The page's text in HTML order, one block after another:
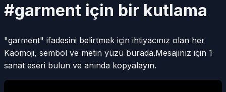
#garment için bir kutlama
"garment" ifadesini belirtmek için ihtiyacınız olan her
Kaomoji, sembol ve metin yüzü burada.Mesajınız için 1
sanat eseri bulun ve anında kopyalayın.